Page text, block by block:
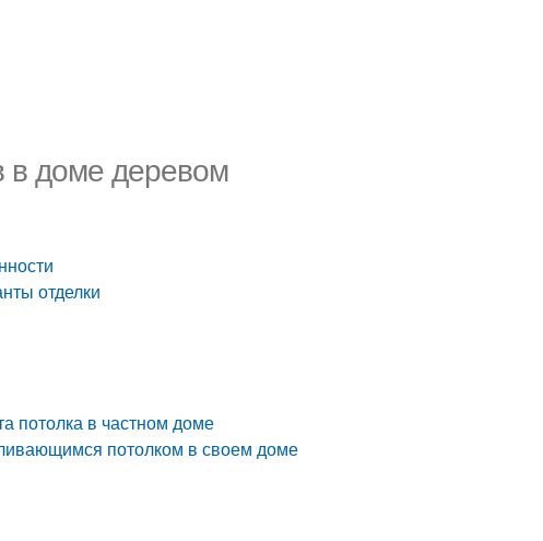
в доме деревом
отделки
потолка в частном доме
потолком в своем доме